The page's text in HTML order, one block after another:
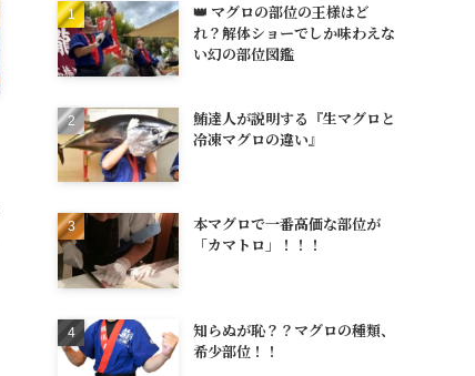
👑 マグロの部位の王様はど
れ？解体ショーでしか味わえな
い幻の部位図鑑
鮪達人が説明する『生マグロと
冷凍マグロの違い』
本マグロで一番高価な部位が
「カマトロ」！！！
知らぬが恥？？マグロの種類、
希少部位！！